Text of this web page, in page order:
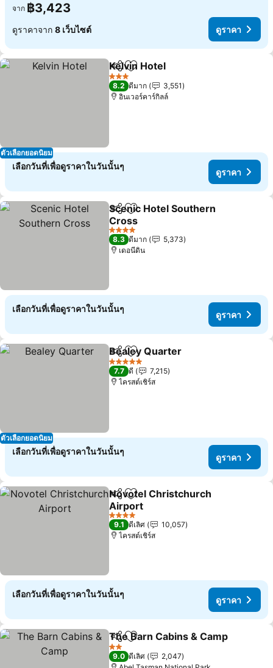
จาก ฿3,423
ดูราคาจาก 8 เว็บไซต์ ดูราคา
ตัวเลือกยอดนิยม
แชร์ เพิ่มในรายการโปรด
Kelvin Hotel
3 ดาว
8.2 ดีมาก
3,551
อินเวอร์คาร์กิลล์
เลือกวันที่เพื่อดูราคาในวันนั้นๆ
ดูราคา
แชร์ เพิ่มในรายการโปรด
Scenic Hotel Southern
Cross
ดูราคา
4 ดาว
8.3 ดีมาก
5,373
เดอนีดิน
เลือกวันที่เพื่อดูราคาในวันนั้นๆ
ดูราคา
ตัวเลือกยอดนิยม
แชร์ เพิ่มในรายการโปรด
Bealey Quarter
5 ดาว
7.7 ดี
7,215
ไครสต์เชิร์ส
เลือกวันที่เพื่อดูราคาในวันนั้นๆ
ดูราคา
แชร์ เพิ่มในรายการโปรด
Novotel Christchurch
Airport
ดูราคา
4 ดาว
9.1 ดีเลิศ
10,057
ไครสต์เชิร์ส
เลือกวันที่เพื่อดูราคาในวันนั้นๆ
ดูราคา
แชร์ เพิ่มในรายการโปรด
The Barn Cabins & Camp
2 ดาว
9.0 ดีเลิศ
2,047